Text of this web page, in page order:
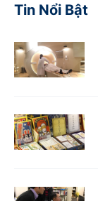
Tin Nổi Bật